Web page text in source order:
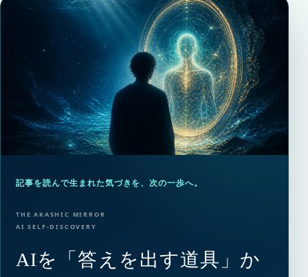
記事を読んで生まれた気づきを、次の一歩へ。
THE AKASHIC MIRROR
AI SELF-DISCOVERY
AIを「答えを出す道具」か